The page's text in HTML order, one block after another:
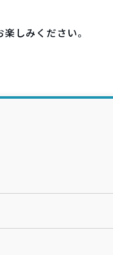
しみください。